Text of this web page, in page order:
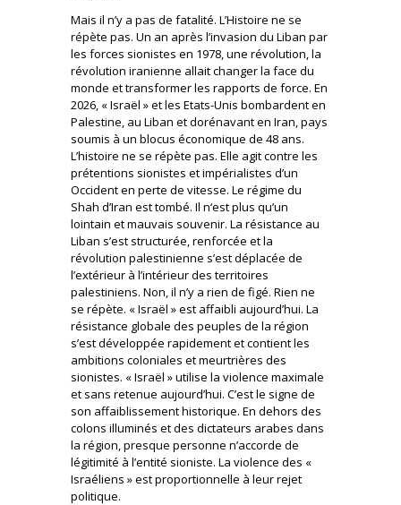
Mais il n’y a pas de fatalité. L’Histoire ne se
répète pas. Un an après l’invasion du Liban par
les forces sionistes en 1978, une révolution, la
révolution iranienne allait changer la face du
monde et transformer les rapports de force. En
2026, « Israël » et les Etats-Unis bombardent en
Palestine, au Liban et dorénavant en Iran, pays
soumis à un blocus économique de 48 ans.
L’histoire ne se répète pas. Elle agit contre les
prétentions sionistes et impérialistes d’un
Occident en perte de vitesse. Le régime du
Shah d’Iran est tombé. Il n‘est plus qu’un
lointain et mauvais souvenir. La résistance au
Liban s’est structurée, renforcée et la
révolution palestinienne s’est déplacée de
l’extérieur à l’intérieur des territoires
palestiniens. Non, il n’y a rien de figé. Rien ne
se répète. « Israël » est affaibli aujourd’hui. La
résistance globale des peuples de la région
s’est développée rapidement et contient les
ambitions coloniales et meurtrières des
sionistes. « Israël » utilise la violence maximale
et sans retenue aujourd’hui. C’est le signe de
son affaiblissement historique. En dehors des
colons illuminés et des dictateurs arabes dans
la région, presque personne n’accorde de
légitimité à l’entité sioniste. La violence des «
Israéliens » est proportionnelle à leur rejet
politique.